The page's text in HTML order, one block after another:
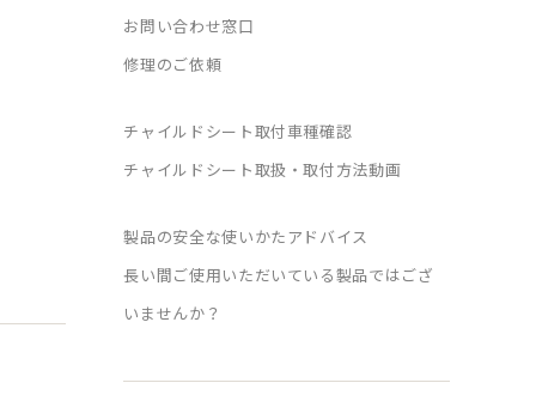
お問い合わせ窓口
修理のご依頼
チャイルドシート取付車種確認
チャイルドシート取扱・取付方法動画
製品の安全な使いかたアドバイス
長い間ご使用いただいている製品ではござ
いませんか？